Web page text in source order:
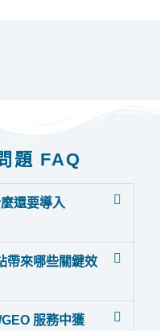
題 FAQ
還要導入
帶來哪些關鍵效
服務中獲